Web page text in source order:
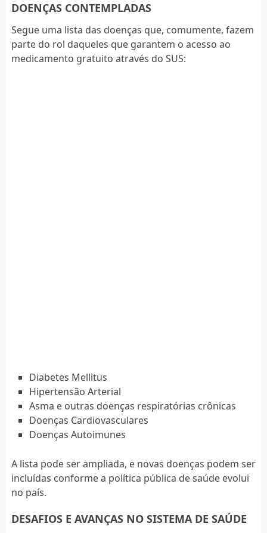
DOENÇAS CONTEMPLADAS
Segue uma lista das doenças que, comumente, fazem
parte do rol daqueles que garantem o acesso ao
medicamento gratuito através do SUS:
Diabetes Mellitus
Hipertensão Arterial
Asma e outras doenças respiratórias crônicas
Doenças Cardiovasculares
Doenças Autoimunes
A lista pode ser ampliada, e novas doenças podem ser
incluídas conforme a política pública de saúde evolui
no país.
DESAFIOS E AVANÇAS NO SISTEMA DE SAÚDE